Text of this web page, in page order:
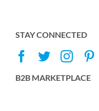
STAY CONNECTED
B2B MARKETPLACE